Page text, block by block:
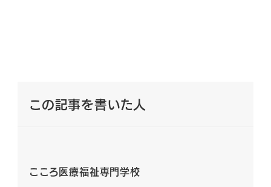
この記事を書いた人
こころ医療福祉専門学校